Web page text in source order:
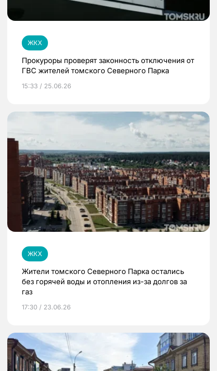
ЖКХ
Прокуроры проверят законность отключения от
ГВС жителей томского Северного Парка
15:33 / 25.06.26
ЖКХ
Жители томского Северного Парка остались
без горячей воды и отопления из-за долгов за
газ
17:30 / 23.06.26